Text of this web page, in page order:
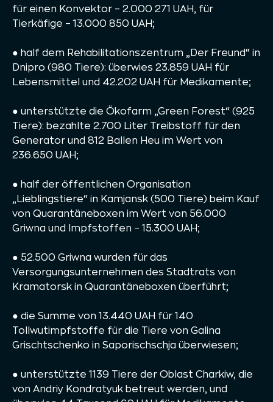
für einen Konvektor – 2.000 271 UAH, für
Tierkäfige – 13.000 850 UAH;
● half dem Rehabilitationszentrum „Der Freund“ in
Dnipro (980 Tiere): überwies 23.859 UAH für
Lebensmittel und 42.202 UAH für Medikamente;
● unterstützte die Ökofarm „Green Forest“ (925
Tiere): bezahlte 2.700 Liter Treibstoff für den
Generator und 812 Ballen Heu im Wert von
236.650 UAH;
● half der öffentlichen Organisation
„Lieblingstiere“ in Kamjansk (500 Tiere) beim Kauf
von Quarantäneboxen im Wert von 56.000
Griwna und Impfstoffen – 15.300 UAH;
● 52.500 Griwna wurden für das
Versorgungsunternehmen des Stadtrats von
Kramatorsk in Quarantäneboxen überführt;
● die Summe von 13.440 UAH für 140
Tollwutimpfstoffe für die Tiere von Galina
Grischtschenko in Saporischschja überwiesen;
● unterstützte 1139 Tiere der Oblast Charkiw, die
von Andriy Kondratyuk betreut werden, und